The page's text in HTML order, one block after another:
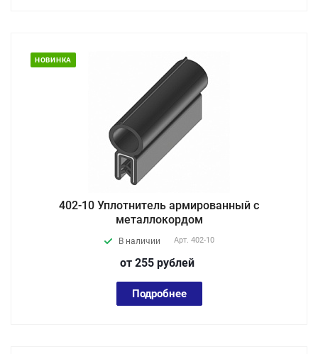
НОВИНКА
402-10 Уплотнитель армированный с
металлокордом
В наличии Арт. 402-10
от 255 рублей
Подробнее